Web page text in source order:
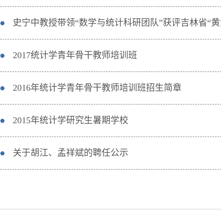
史宁中教授带领“数学与统计科研团队”获评吉林省“
2017统计学青年骨干教师培训班
2016年统计学青年骨干教师培训班招生简章
2015年统计学研究生暑期学校
关于胡江、孟祥斌的聘任公示